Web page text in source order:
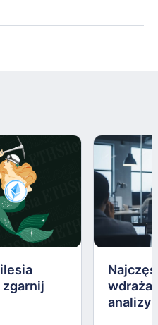
zgarnij
analizy